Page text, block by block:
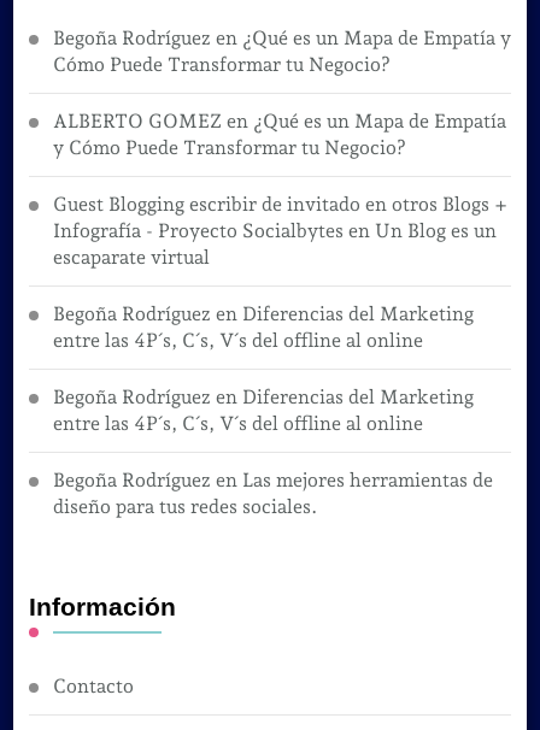
Begoña Rodríguez en ¿Qué es un Mapa de Empatía y
Cómo Puede Transformar tu Negocio?
ALBERTO GOMEZ en ¿Qué es un Mapa de Empatía
y Cómo Puede Transformar tu Negocio?
Guest Blogging escribir de invitado en otros Blogs +
Infografía - Proyecto Socialbytes en Un Blog es un
escaparate virtual
Begoña Rodríguez en Diferencias del Marketing
entre las 4P´s, C´s, V´s del offline al online
Begoña Rodríguez en Diferencias del Marketing
entre las 4P´s, C´s, V´s del offline al online
Begoña Rodríguez en Las mejores herramientas de
diseño para tus redes sociales.
Información
Contacto